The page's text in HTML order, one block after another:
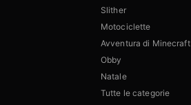
Slither
Motociclette
Avventura di Minecraft
Obby
Natale
Tutte le categorie